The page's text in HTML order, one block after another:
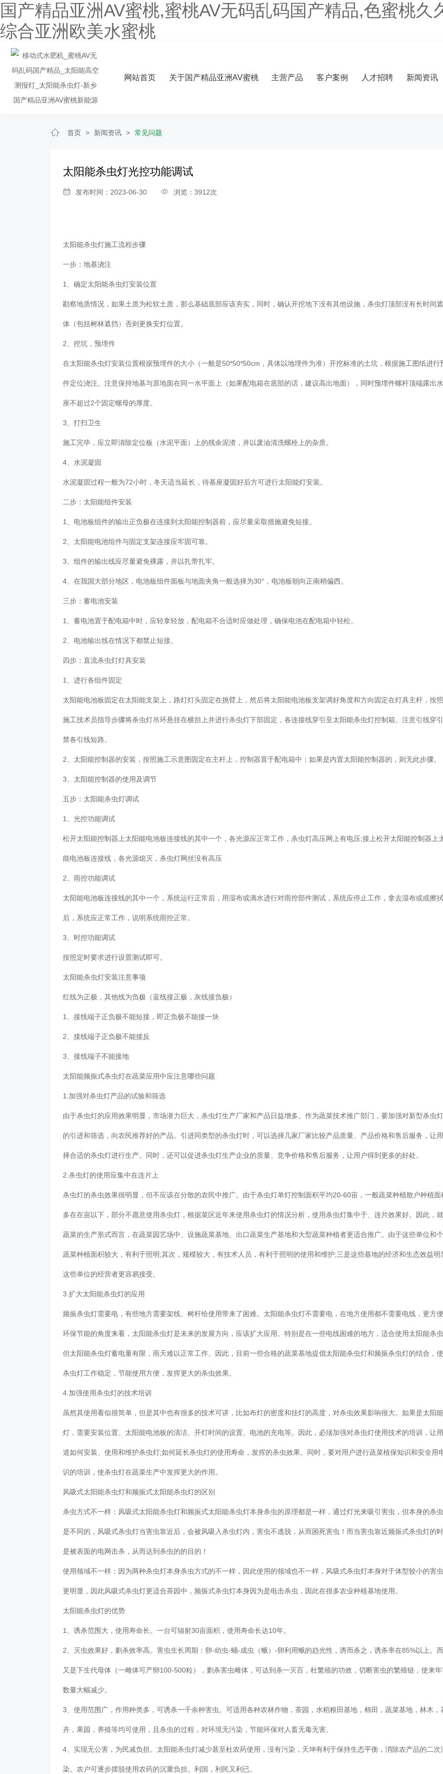
国产精品亚洲AV蜜桃,蜜桃AV无码乱码国产精品,色蜜桃久
综合亚洲欧美水蜜桃
网站首页 关于国产精品亚洲AV蜜桃 主营产品 客户案例 人才招聘 新闻资讯
首页 > 新闻资讯 > 常见问题
太阳能杀虫灯光控功能调试
发布时间：2023-06-30 浏览：3912次
太阳能杀虫灯施工流程步骤
一步：地基浇注
1、确定太阳能杀虫灯安装位置
勘察地质情况，如果土质为松软土质，那么基础底部应该夯实，同时，确认开挖地下没有其他设施，杀虫灯顶部没有长时间
体（包括树林遮挡）否则更换安灯位置。
2、挖坑，预埋件
在太阳能杀虫灯安装位置根据预埋件的大小（一般是50*50*50cm，具体以地埋件为准）开挖标准的土坑，根据施工图纸进行
件定位浇注。注意保持地基与原地面在同一水平面上（如果配电箱在底部的话，建议高出地面），同时预埋件螺杆顶端露出
座不超过2个固定螺母的厚度。
3、打扫卫生
施工完毕，应立即清除定位板（水泥平面）上的残余泥渣，并以废油清洗螺栓上的杂质。
4、水泥凝固
水泥凝固过程一般为72小时，冬天适当延长，待基座凝固好后方可进行太阳能灯安装。
二步：太阳能组件安装
1、电池板组件的输出正负极在连接到太阳能控制器前，应尽量采取措施避免短接。
2、太阳能电池组件与固定支架连接应牢固可靠。
3、组件的输出线应尽量避免裸露，并以扎带扎牢。
4、在我国大部分地区，电池板组件面板与地面夹角一般选择为30°，电池板朝向正南稍偏西。
三步：蓄电池安装
1、蓄电池置于配电箱中时，应轻拿轻放，配电箱不合适时应做处理，确保电池在配电箱中轻松。
2、电池输出线在情况下都禁止短接。
四步：直流杀虫灯灯具安装
1、进行各组件固定
太阳能电池板固定在太阳能支架上，路灯灯头固定在挑臂上，然后将太阳能电池板支架调好角度和方向固定在灯具主杆，按
施工技术员指导步骤将杀虫灯吊环悬挂在横担上并进行杀虫灯下部固定，各连接线穿引至太阳能杀虫灯控制箱。注意引线穿
禁各引线短路。
2、太阳能控制器的安装，按照施工示意图固定在主杆上，控制器置于配电箱中；如果是内置太阳能控制器的，则无此步骤
3、太阳能控制器的使用及调节
五步： 太阳能杀虫灯调试
1、光控功能调试
松开太阳能控制器上太阳能电池板连接线的其中一个，各光源应正常工作，杀虫灯高压网上有电压;接上松开太阳能控制器上
能电池板连接线，各光源熄灭，杀虫灯网丝没有高压
2、雨控功能调试
太阳能电池板连接线的其中一个，系统运行正常后，用湿布或滴水进行对雨控部件测试，系统应停止工作，拿去湿布或或擦
后，系统应正常工作，说明系统雨控正常。
3、时控功能调试
按照定时要求进行设置测试即可。
太阳能杀虫灯安装注意事项
红线为正极，其他线为负极（蓝线接正极，灰线接负极）
1、接线端子正负极不能短接，即正负极不能接一块
2、接线端子正负极不能接反
3、接线端子不能接地
太阳能频振式杀虫灯在蔬菜应用中应注意哪些问题
1.加强对杀虫灯产品的试验和筛选
由于杀虫灯的应用效果明显，市场潜力巨大，杀虫灯生产厂家和产品日益增多。作为蔬菜技术推广部门，要加强对新型杀虫
的引进和筛选，向农民推荐好的产品。引进同类型的杀虫灯时，可以选择几家厂家比较产品质量、产品价格和售后服务，让
择合适的杀虫灯进行生产。同时，还可以促进杀虫灯生产企业的质量、竞争价格和售后服务，让用户得到更多的好处。
2.杀虫灯的使用应集中在连片上
杀虫灯的杀虫效果很明显，但不应该在分散的农民中推广。由于杀虫灯单灯控制面积平均20-60亩，一般蔬菜种植散户种植面
多在在亩以下，部分不愿意使用杀虫灯，根据菜区近年来使用杀虫灯的情况分析，使用杀虫灯集中于、连片效果好。因此，
蔬菜的生产形式而言，在蔬菜园艺场中、设施蔬菜基地、出口蔬菜生产基地和大型蔬菜种植者更适合推广。由于这些单位和
蔬菜种植面积较大，有利于照明;其次，规模较大，有技术人员，有利于照明的使用和维护;三是这些基地的经济和生态效益明
这些单位的经营者更容易接受。
3.扩大太阳能杀虫灯的应用
频振杀虫灯需要电，有些地方需要架线、树杆给使用带来了困难。太阳能杀虫灯不需要电，在地方使用都不需要电线，更方
环保节能的角度来看，太阳能杀虫灯是未来的发展方向，应该扩大应用。特别是在一些电线困难的地方，适合使用太阳能杀
但太阳能杀虫灯蓄电量有限，雨天难以正常工作。因此，目前一些合格的蔬菜基地提倡太阳能杀虫灯和频振杀虫灯的结合，
杀虫灯工作稳定，节能使用方便，发挥更大的杀虫效果。
4.加强使用杀虫灯的技术培训
虽然其使用看似很简单，但是其中也有很多的技术可讲，比如布灯的密度和挂灯的高度，对杀虫效果影响很大。如果是太阳
灯，需要安装位置、太阳能电池板的清洁、开灯时间的设置、电池的充电等。因此，必须加强对杀虫灯使用技术的培训，让
道如何安装、使用和维护杀虫灯;如何延长杀虫灯的使用寿命，发挥的杀虫效果。同时，要对用户进行蔬菜植保知识和安全用
识的培训，使杀虫灯在蔬菜生产中发挥更大的作用。
风吸式太阳能杀虫灯和频振式太阳能杀虫灯的区别
杀虫方式不一样：风吸式太阳能杀虫灯和频振式太阳能杀虫灯本身杀虫的原理都是一样，通过灯光来吸引害虫，但本身的杀
是不同的，风吸式杀虫灯当害虫靠近后，会被风吸入杀虫灯内，害虫不逃脱，从而困死害虫！而当害虫靠近频振式杀虫灯的
是被表面的电网击杀，从而达到杀虫的的目的！
使用领域不一样：因为两种杀虫灯本身杀虫方式的不一样，因此使用的领域也不一样，风吸式杀虫灯本身对于体型较小的害
更明显，因此风吸式杀虫灯更适合茶园中，频振式杀虫灯本身因为是电击杀虫，因此在很多农业种植基地使用。
太阳能杀虫灯的优势
1、诱杀范围大，使用寿命长。一台可辐射30亩面积，使用寿命长达10年。
2、灭虫效果好，剿杀效率高。害虫生长周期：卵-幼虫-蛹-成虫（蛾）-卵利用蛾的趋光性，诱而杀之，诱杀率在85%以上。
又是下生代母体（一雌体可产卵100-500粒），剿杀害虫雌体，可达到杀一灭百，杜繁殖的功效，切断害虫的繁殖链，使来
数量大幅减少。
3、使用范围广，作用种类多，可诱杀一千余种害虫。可适用各种农林作物，茶园，水稻粮田基地，棉田，蔬菜基地，林木，
卉，果园，养殖等均可使用，且杀虫的过程，对环境无污染，节能环保对人畜无毒无害。
4、实现无公害，为民减负担。太阳能杀虫灯减少甚至杜农药使用，没有污染，天坤有利于保持生态平衡，消除农产品的二次
染。农户可逐步摆脱使用农药的沉重负担。利国，利民又利已。